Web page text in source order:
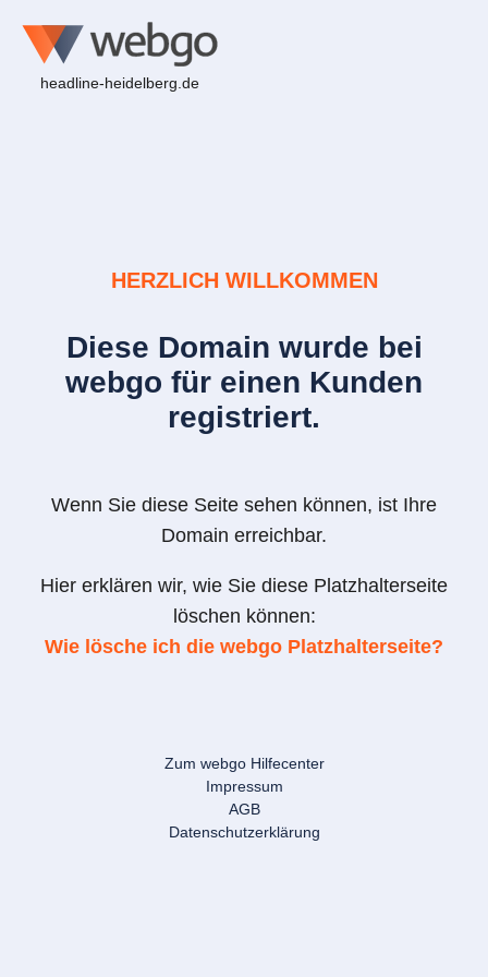
headline-heidelberg.de
HERZLICH WILLKOMMEN
Diese Domain wurde bei
webgo für einen Kunden
registriert.
Wenn Sie diese Seite sehen können, ist Ihre
Domain erreichbar.
Hier erklären wir, wie Sie diese Platzhalterseite
löschen können:
Wie lösche ich die webgo Platzhalterseite?
Zum webgo Hilfecenter
Impressum
AGB
Datenschutzerklärung